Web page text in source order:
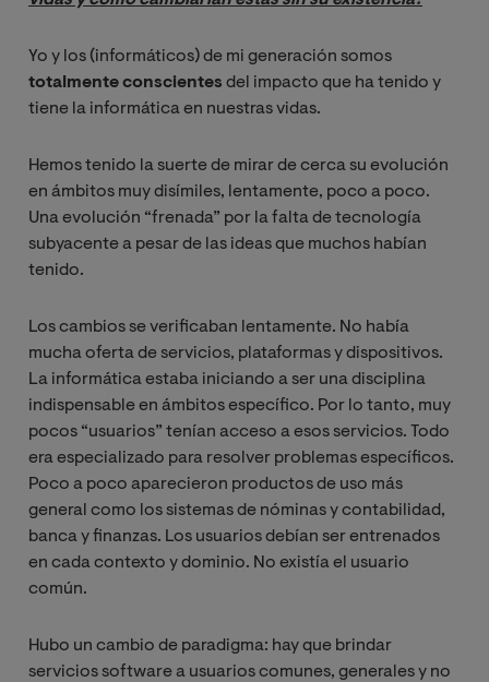
Yo y los (informáticos) de mi generación somos
totalmente conscientes del impacto que ha tenido y
tiene la informática en nuestras vidas.
Hemos tenido la suerte de mirar de cerca su evolución
en ámbitos muy disímiles, lentamente, poco a poco.
Una evolución “frenada” por la falta de tecnología
subyacente a pesar de las ideas que muchos habían
tenido.
Los cambios se verificaban lentamente. No había
mucha oferta de servicios, plataformas y dispositivos.
La informática estaba iniciando a ser una disciplina
indispensable en ámbitos específico. Por lo tanto, muy
pocos “usuarios” tenían acceso a esos servicios. Todo
era especializado para resolver problemas específicos.
Poco a poco aparecieron productos de uso más
general como los sistemas de nóminas y contabilidad,
banca y finanzas. Los usuarios debían ser entrenados
en cada contexto y dominio. No existía el usuario
común.
Hubo un cambio de paradigma: hay que brindar
servicios software a usuarios comunes, generales y no